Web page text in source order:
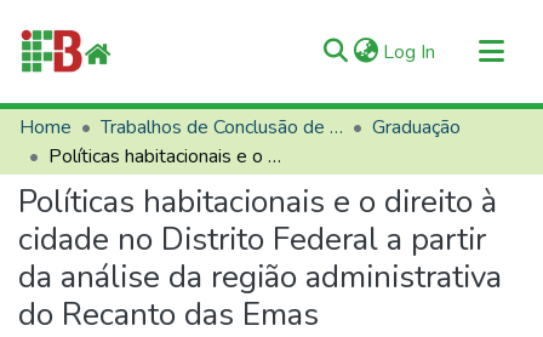
Log In (current)
Communities & Collections
All of RIIFB
Manuals and Terms
Statistics
About RIIFB
Help
Home Trabalhos de Conclusão de Curso (TCCs)
Graduação
Políticas habitacionais e o direito à cidade no Distrito Federal a partir da análise da região administrativa do Recanto das Emas
Políticas habitacionais e o direito à
cidade no Distrito Federal a partir
da análise da região administrativa
do Recanto das Emas